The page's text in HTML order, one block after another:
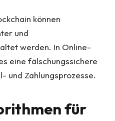
können
und
werden. In Online-
eine fälschungssichere
und Zahlungsprozesse.
für